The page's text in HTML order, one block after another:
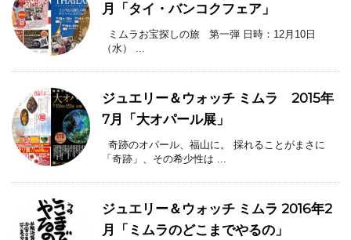
月「タイ・バンコクフェア」
ミムラお宝探しの旅 第一弾 日時：12月10日
（水） ...
ジュエリー＆ウォッチ ミムラ 2015年
7月「大オパール展」
奇跡のオパール、福山に。 採れることがまさに
「奇跡」、その希少性は ...
ジュエリー＆ウォッチ ミムラ 2016年2
月「ミムラのどこまでやるの」